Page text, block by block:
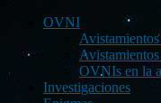
OVNI
OVNIs en la
Investigaciones